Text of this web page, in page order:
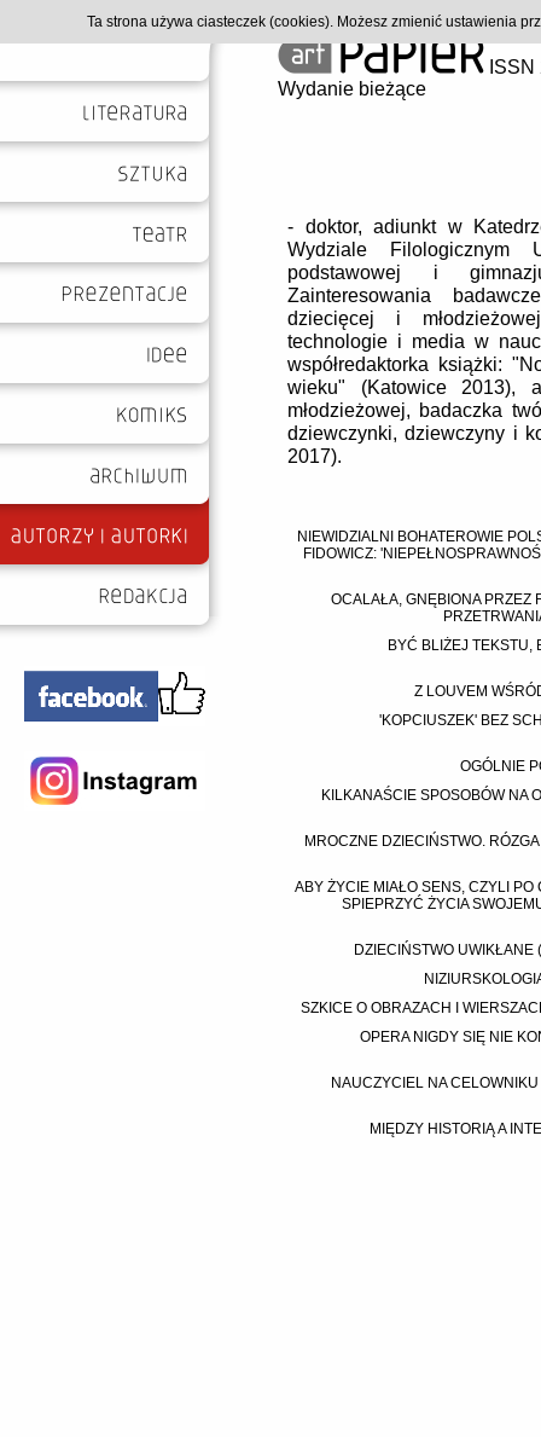
Wydanie bieżące
- doktor, adiunkt w
Wydziale Filologicznym
podstawowej i
Zainteresowania
dziecięcej i
technologie i media w
współredaktorka książki:
wieku"
(Katowice 2013),
młodzieżowej, badaczka
dziewczynki, dziewczyny i
2017).
NIEWIDZIALNI BOHATEROWIE
FIDOWICZ:
OCALAŁA, GNĘBIONA PRZEZ
BYĆ BLIŻEJ TEKSTU,
Z LOUVEM
'KOPCIUSZEK' BEZ
OGÓLNIE
KILKANAŚCIE SPOSOBÓW NA
MROCZNE DZIECIŃSTWO.
ABY ŻYCIE MIAŁO SENS, CZYLI
SPIEPRZYĆ ŻYCIA
DZIECIŃSTWO
SZKICE O OBRAZACH I
OPERA NIGDY SIĘ NIE
NAUCZYCIEL NA
MIĘDZY HISTORIĄ A
Ta strona używa ciasteczek (cookies). Możesz zmienić ustawienia